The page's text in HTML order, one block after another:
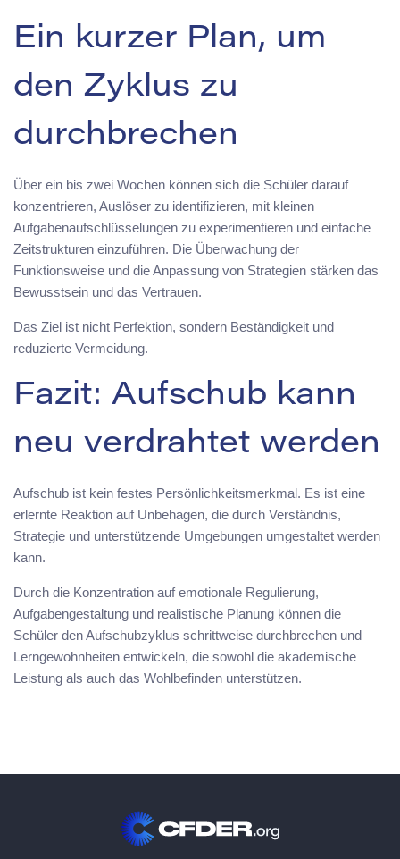
Ein kurzer Plan, um
den Zyklus zu
durchbrechen
Über ein bis zwei Wochen können sich die Schüler darauf
konzentrieren, Auslöser zu identifizieren, mit kleinen
Aufgabenaufschlüsselungen zu experimentieren und einfache
Zeitstrukturen einzuführen. Die Überwachung der
Funktionsweise und die Anpassung von Strategien stärken das
Bewusstsein und das Vertrauen.
Das Ziel ist nicht Perfektion, sondern Beständigkeit und
reduzierte Vermeidung.
Fazit: Aufschub kann
neu verdrahtet werden
Aufschub ist kein festes Persönlichkeitsmerkmal. Es ist eine
erlernte Reaktion auf Unbehagen, die durch Verständnis,
Strategie und unterstützende Umgebungen umgestaltet werden
kann.
Durch die Konzentration auf emotionale Regulierung,
Aufgabengestaltung und realistische Planung können die
Schüler den Aufschubzyklus schrittweise durchbrechen und
Lerngewohnheiten entwickeln, die sowohl die akademische
Leistung als auch das Wohlbefinden unterstützen.